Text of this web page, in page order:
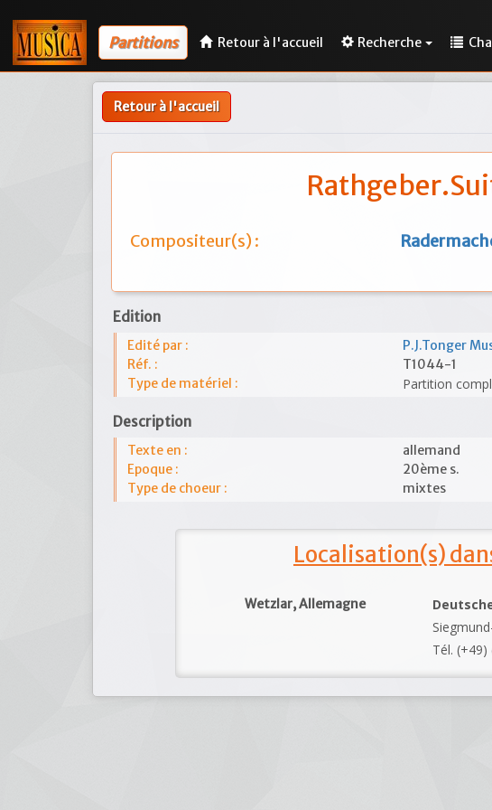
Partitions Retour à l'accueil Recherche
Retour à l'accueil
Compositeur(s) :
Edition
Edité par : P.J.Tonger
Réf. :
T1044-1
Type de matériel :
Partition
Description
Texte en :
allemand
Epoque :
20ème s.
Type de choeur :
mixtes
Localisation(s)
Wetzlar, Allemagne
Tél.